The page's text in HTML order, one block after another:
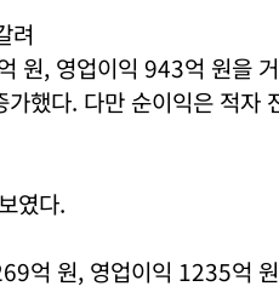
려
원, 영업이익 943억 원을
했다. 다만 순이익은 적자
였다.
억 원, 영업이익 1235억